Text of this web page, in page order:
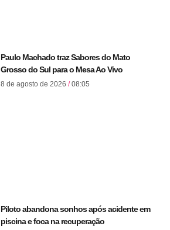
Paulo Machado traz Sabores do Mato
Grosso do Sul para o Mesa Ao Vivo
8 de agosto de 2026 08:05
Piloto abandona sonhos após acidente em
piscina e foca na recuperação